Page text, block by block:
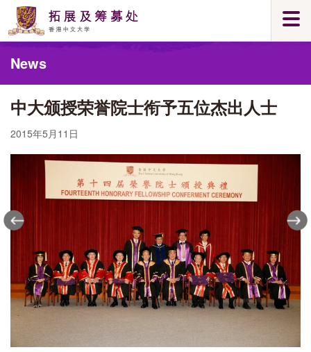
Skip
main
Main
content
News
中大颁授荣誉院士衔予五位杰出人士
2015年5月11日